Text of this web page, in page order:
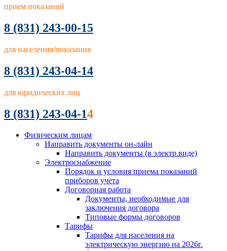
прием показаний
8 (831) 243-00-15
для населения/показания
8 (831) 243-04-14
для юридических лиц
8 (831) 243-04-14
Физическим лицам
Направить документы он-лайн
Направить документы (в электр.виде)
Электроснабжение
Порядок и условия приема показаний
приборов учета
Договорная работа
Документы, необходимые для
заключения договора
Типовые формы договоров
Тарифы
Тарифы для населения на
электрическую энергию на 2026г.